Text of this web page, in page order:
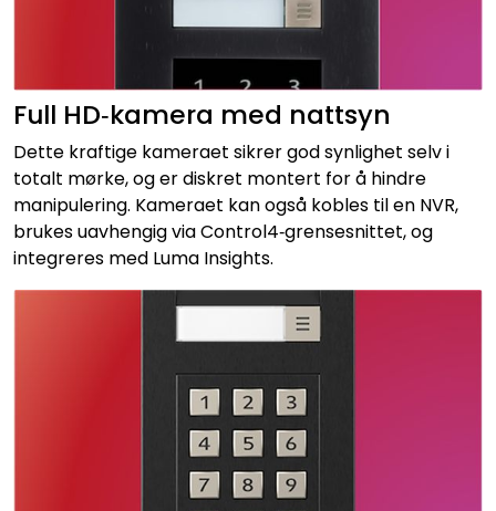
Full HD‑kamera med nattsyn
Dette kraftige kameraet sikrer god synlighet selv i
totalt mørke, og er diskret montert for å hindre
manipulering. Kameraet kan også kobles til en NVR,
brukes uavhengig via Control4‑grensesnittet, og
integreres med Luma Insights.